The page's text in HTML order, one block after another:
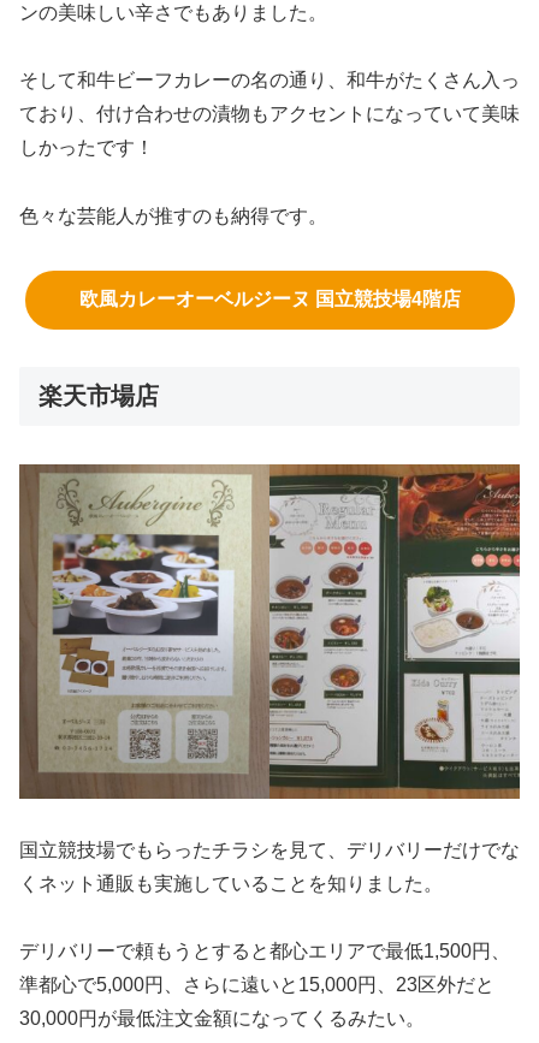
ンの美味しい辛さでもありました。
そして和牛ビーフカレーの名の通り、和牛がたくさん入っ
ており、付け合わせの漬物もアクセントになっていて美味
しかったです！
色々な芸能人が推すのも納得です。
欧風カレーオーベルジーヌ 国立競技場4階店
楽天市場店
国立競技場でもらったチラシを見て、デリバリーだけでな
くネット通販も実施していることを知りました。
デリバリーで頼もうとすると都心エリアで最低1,500円、
準都心で5,000円、さらに遠いと15,000円、23区外だと
30,000円が最低注文金額になってくるみたい。